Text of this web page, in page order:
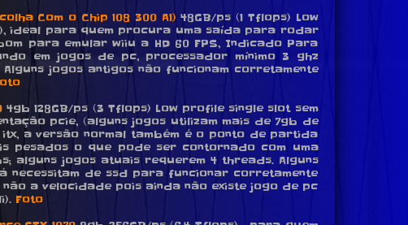
Com o Chip 108 300 A1) 48GB/ps (1 Tflops) Low
ideal para quem procura uma saída para rodar
para emular wiiu a HD 60 FPS, Indicado Para
em jogos de pc, processador mínimo 3 ghz
jogos antigos não funcionam corretamente
4gb 128GB/ps (3 Tflops) Low profile single slot sem
pcie, (alguns jogos utilizam mais de 7gb de
a versão normal também é o ponto de partida
pesados o que pode ser contornado com uma
alguns jogos atuais requerem 4 threads. Alguns
necessitam de ssd para funcionar corretamente
a velocidade pois ainda não existe jogo de pc
Foto